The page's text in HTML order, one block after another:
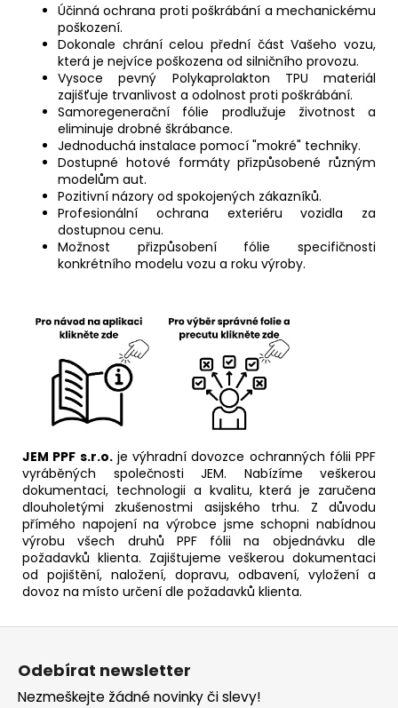
Účinná ochrana proti poškrábání a mechanickému
poškození.
Dokonale chrání celou přední část Vašeho vozu,
která je nejvíce poškozena od silničního provozu.
Vysoce pevný Polykaprolakton TPU materiál
zajišťuje trvanlivost a odolnost proti poškrábání.
Samoregenerační fólie prodlužuje životnost a
eliminuje drobné škrábance.
Jednoduchá instalace pomocí "mokré" techniky.
Dostupné hotové formáty přizpůsobené různým
modelům aut.
Pozitivní názory od spokojených zákazníků.
Profesionální ochrana exteriéru vozidla za
dostupnou cenu.
Možnost přizpůsobení fólie specifičnosti
konkrétního modelu vozu a roku výroby.
JEM PPF s.r.o.je výhradní dovozce ochranných fólii PPF
vyráběných společnosti JEM. Nabízíme veškerou
dokumentaci, technologii a kvalitu, která je zaručena
dlouholetými zkušenostmi asijského trhu. Z důvodu
přímého napojení na výrobce jsme schopni nabídnou
výrobu všech druhů PPF fólii na objednávku dle
požadavků klienta. Zajištujeme veškerou dokumentaci
od pojištění, naložení, dopravu, odbavení, vyložení a
dovoz na místo určení dle požadavků klienta.
Odebírat newsletter
Nezmeškejte žádné novinky či slevy!